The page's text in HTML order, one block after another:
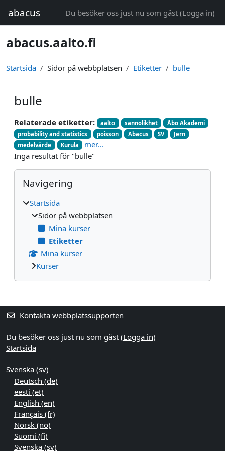
abacus Du besöker oss just nu som gäst (Logga in)
abacus.aalto.fi
Startsida Sidor på webbplatsen Etiketter bulle
bulle
Relaterade etiketter: aalto sannolikhet
Åbo Akademi
probability and statistics
poisson Abacus SV
Jern
medelvärde
Kurula
mer...
Inga resultat för "bulle"
Block
Hoppa över Navigering
Navigering
Startsida
Sidor på webbplatsen
Mina kurser
Etiketter
Mina kurser
Kurser
Kompletterande block
Kontakta webbplatssupporten
Du besöker oss just nu som gäst (Logga in)
Startsida
Svenska ‎(sv)‎
Deutsch ‎(de)‎
eesti ‎(et)‎
English ‎(en)‎
Français ‎(fr)‎
Norsk ‎(no)‎
Suomi ‎(fi)‎
Svenska ‎(sv)‎